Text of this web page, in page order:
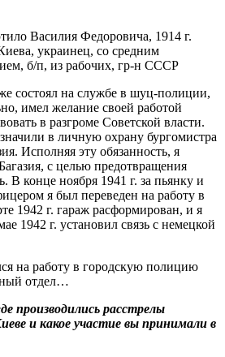
Василия Федоровича, 1914 г.
украинец, со средним
б/п, из рабочих, гр-н СССР
состоял на службе в шуц-полиции,
имел желание своей работой
в разгроме Советской власти.
в личную охрану бургомистра
Исполняя эту обязанность, я
с целью предотвращения
В конце ноября 1941 г. за пьянку и
я был переведен на работу в
1942 г. гараж расформирован, и я
1942 г. установил связь с немецкой
на работу в городскую полицию
отдел…
производились расстрелы
и какое участие вы принимали в